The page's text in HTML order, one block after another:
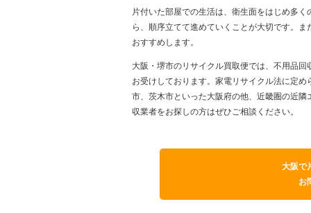
片付いた部屋での生活は、衛生面をはじめ多
ら、順序立てて進めていくことが大切です。
おすすめします。
大阪・堺市のリサイクル買取便では、不用品
お受けしております。家電リサイクル法に定
市、茨木市といった大阪府の他、近畿圏の近
収業者をお探しの方はぜひご相談ください。
大阪で
お